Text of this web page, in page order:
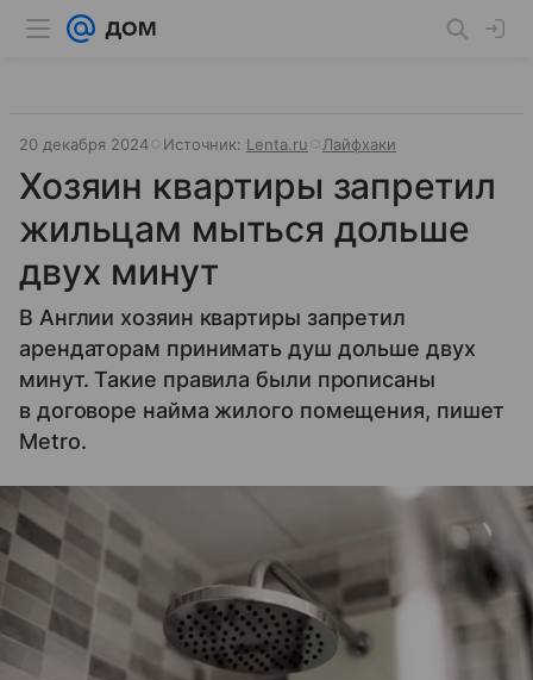
20 декабря 2024 Источник: Lenta.ru Лайфхаки
Хозяин квартиры запретил
жильцам мыться дольше
двух минут
В Англии хозяин квартиры запретил
арендаторам принимать душ дольше двух
минут. Такие правила были прописаны
в договоре найма жилого помещения, пишет
Metro.